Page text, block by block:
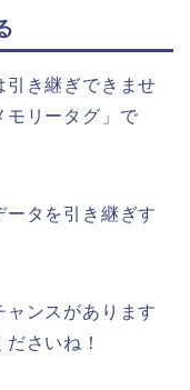
引き継ぎできませ
モリータグ」で
ータを引き継ぎす
ャンスがあります
さいね！